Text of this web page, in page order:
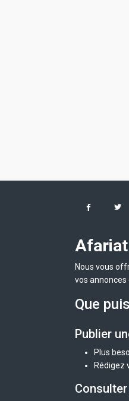
Afariat
Nous vous
vos
Que
Publier
Plus
Rédigez